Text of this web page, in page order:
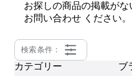
お探しの商品の掲載がな
お問い合わせ ください。
検索条件：
カテゴリー ブ